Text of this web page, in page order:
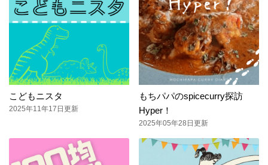
こどもニスタ
2025年11年17日更新
もちパパのspicecurry探訪
Hyper！
2025年05年28日更新